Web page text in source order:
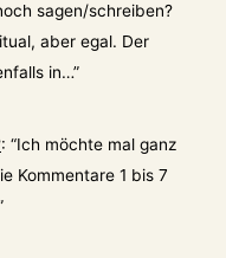
sagen/schreiben?
aber egal. Der
in…”
: “Ich möchte mal ganz
Kommentare 1 bis 7